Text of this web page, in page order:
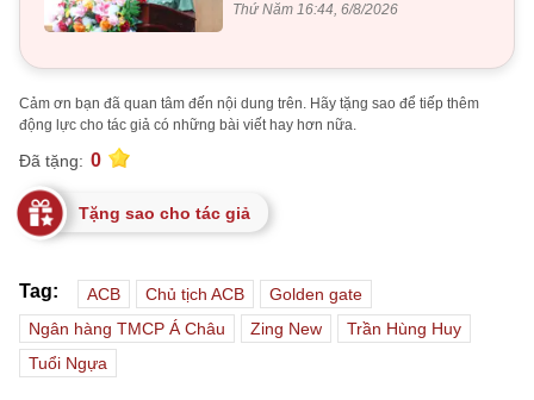
Thứ Năm 16:44, 6/8/2026
Cảm ơn bạn đã quan tâm đến nội dung trên. Hãy tặng sao để tiếp thêm
động lực cho tác giả có những bài viết hay hơn nữa.
Đã tặng: 0
Tặng sao cho tác giả
Tag: ACB Chủ tịch ACB
Golden gate
Ngân hàng TMCP Á Châu
Zing New
Trần Hùng Huy
Tuổi Ngựa